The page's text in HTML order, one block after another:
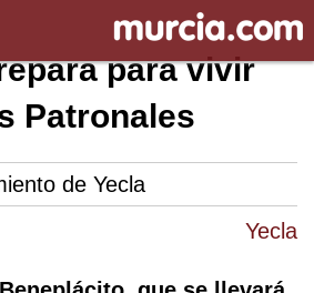
Yecla
para vivir
Patronales
de Yecla